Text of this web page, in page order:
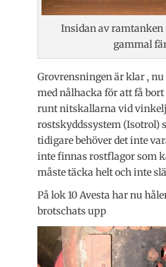
Insidan av ramtanken
gammal
Grovrensningen är klar ,
med nålhacka för att få
runt nitskallarna vid
rostskyddssystem (Isotrol)
tidigare behöver det inte
inte finnas rostflagor som
måste täcka helt och inte
På lok 10 Avesta har nu
brotschats upp